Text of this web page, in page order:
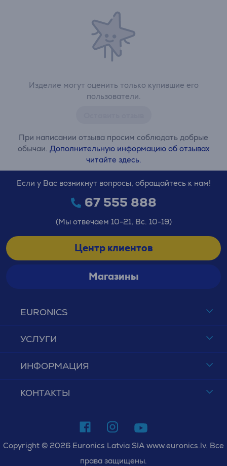
Изделие могут оценить только купившие его
пользователи.
При написании отзыва просим соблюдать добрые
обычаи. Дополнительную информацию об отзывах
читайте здесь.
EURONICS
УСЛУГИ
ИНФОРМАЦИЯ
КОНТАКТЫ
Если у Вас возникнут вопросы, обращайтесь к нам!
67 555 888
(Мы отвечаем 10-21, Вс. 10-19)
Центр клиентов
Магазины
Copyright © 2026 Euronics Latvia SIA www.euronics.lv. Все
права защищены.